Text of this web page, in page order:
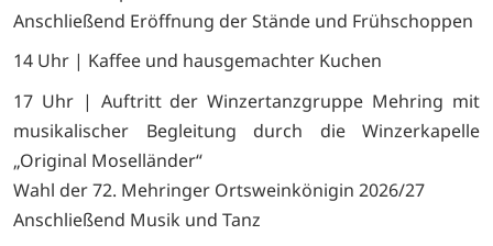
Anschließend Eröffnung der Stände und Frühschoppen
14 Uhr | Kaffee und hausgemachter Kuchen
17 Uhr | Auftritt der Winzertanzgruppe Mehring mit
musikalischer Begleitung durch die Winzerkapelle
„Original Moselländer“
Wahl der 72. Mehringer Ortsweinkönigin 2026/27
Anschließend Musik und Tanz